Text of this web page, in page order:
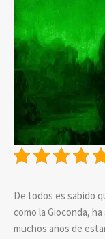
De todos es sabido
como la Gioconda,
muchos años de